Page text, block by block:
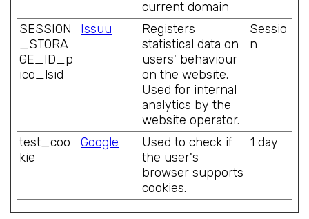
current domain
SESSION
_STORA
GE_ID_p
ico_lsid
Issuu
Registers
statistical data on
users' behaviour
on the website.
Used for internal
analytics by the
website operator.
Sessio
n
test_coo
kie
Google
Used to check if
the user's
browser supports
cookies.
1 day